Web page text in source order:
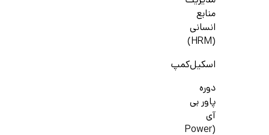
منابع
انسانی
(HRM)
اسکیل‌کمپ
دوره
پاور بی
آی
(Power